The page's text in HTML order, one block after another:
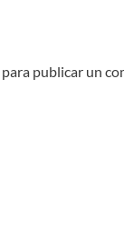
para publicar un